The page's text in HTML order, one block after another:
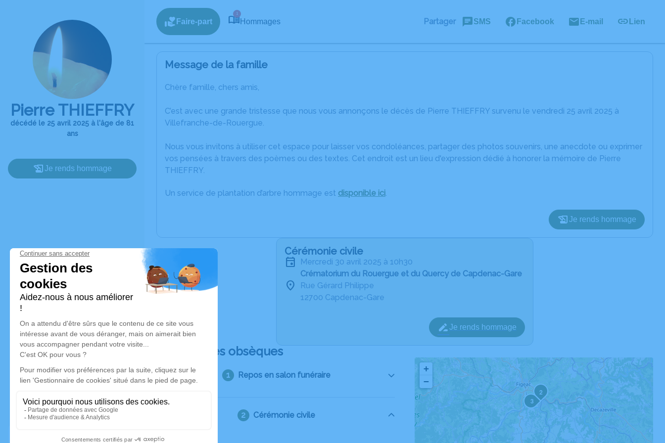
Pierre THIEFFRY
décédé le 25 avril 2025 à l'âge de 81
ans
Je rends hommage
Faire-part
1
Hommages Partager SMS Facebook E-mail Lien
Message de la famille
Chère famille, chers amis,
C’est avec une grande tristesse que nous vous annonçons le décès de Pierre THIEFFRY survenu le vendredi 25 avril 2025 à
Villefranche-de-Rouergue.
Nous vous invitons à utiliser cet espace pour laisser vos condoléances, partager des photos souvenirs, une anecdote ou exprimer
vos pensées à travers des poèmes ou des textes. Cet endroit est un lieu d'expression dédié à honorer la mémoire de Pierre
THIEFFRY.
Un service de plantation d’arbre hommage est disponible ici.
Je rends hommage
Cérémonie civile
mercredi 30 avril 2025 à 10h30
Crématorium du Rouergue et du Quercy de Capdenac-Gare
Rue Gérard Philippe
12700 Capdenac-Gare
Je rends hommage
Déroulé des obsèques
Repos en salon funéraire
Cérémonie civile
2
3
+
−